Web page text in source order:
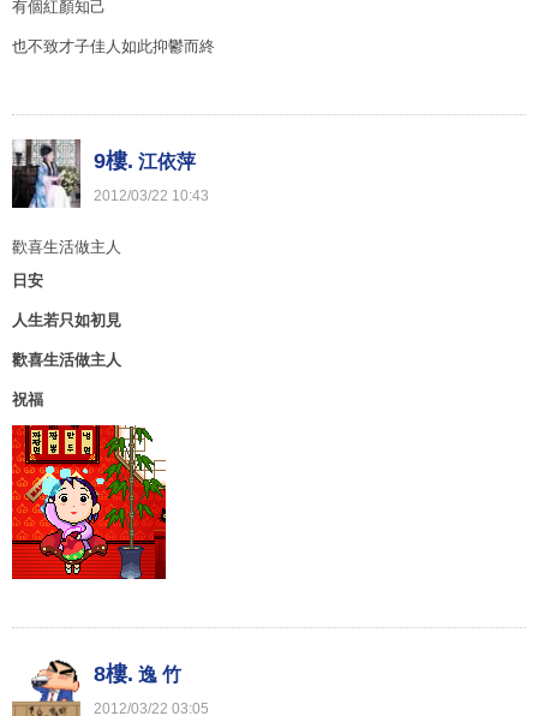
有個紅顏知己
也不致才子佳人如此抑鬱而終
9樓. 江依萍
2012/03/22 10:43
歡喜生活做主人
日安
人生若只如初見
歡喜生活做主人
祝福
8樓. 逸 竹
2012/03/22 03:05